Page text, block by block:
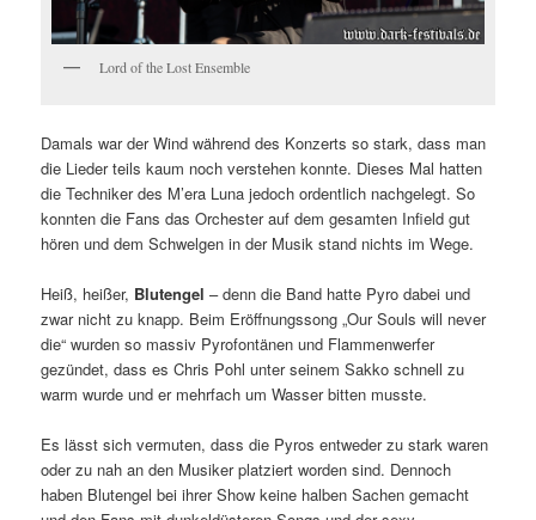
Lord of the Lost Ensemble
Damals war der Wind während des Konzerts so stark, dass man
die Lieder teils kaum noch verstehen konnte. Dieses Mal hatten
die Techniker des M’era Luna jedoch ordentlich nachgelegt. So
konnten die Fans das Orchester auf dem gesamten Infield gut
hören und dem Schwelgen in der Musik stand nichts im Wege.
Heiß, heißer, Blutengel – denn die Band hatte Pyro dabei und
zwar nicht zu knapp. Beim Eröffnungssong „Our Souls will never
die“ wurden so massiv Pyrofontänen und Flammenwerfer
gezündet, dass es Chris Pohl unter seinem Sakko schnell zu
warm wurde und er mehrfach um Wasser bitten musste.
Es lässt sich vermuten, dass die Pyros entweder zu stark waren
oder zu nah an den Musiker platziert worden sind. Dennoch
haben Blutengel bei ihrer Show keine halben Sachen gemacht